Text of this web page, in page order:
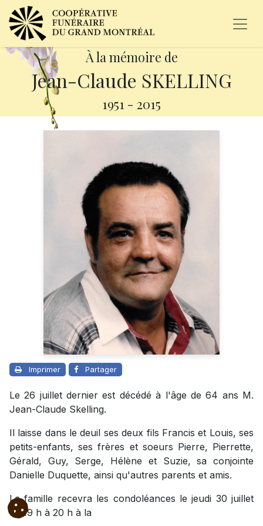
À la mémoire de
Jean-Claude SKELLING
1951 - 2015
Imprimer Partager
Le 26 juillet dernier est décédé à l'âge de 64 ans M.
Jean-Claude Skelling.
Il laisse dans le deuil ses deux fils Francis et Louis, ses
petits-enfants, ses frères et soeurs Pierre, Pierrette,
Gérald, Guy, Serge, Hélène et Suzie, sa conjointe
Danielle Duquette, ainsi qu'autres parents et amis.
La famille recevra les condoléances le jeudi 30 juillet
de 19 h à 20 h à la